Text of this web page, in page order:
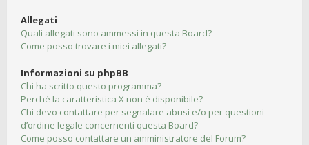
Allegati
Quali allegati sono ammessi in questa Board?
Come posso trovare i miei allegati?
Informazioni su phpBB
Chi ha scritto questo programma?
Perché la caratteristica X non è disponibile?
Chi devo contattare per segnalare abusi e/o per questioni
d’ordine legale concernenti questa Board?
Come posso contattare un amministratore del Forum?